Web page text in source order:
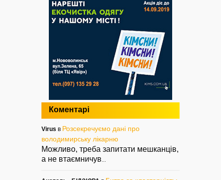
Коментарі
Virus в Розсекречуємо дані про
володимирську лікарню
Можливо, треба запитати мешканців,
а не втаємничув